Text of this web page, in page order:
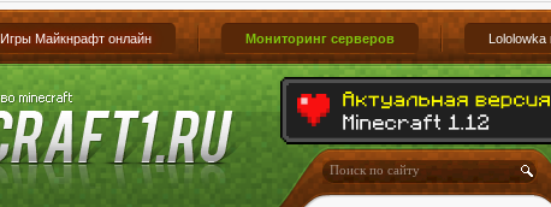
Игры Майкнрафт онлайн Мониторинг серверов Lololowka